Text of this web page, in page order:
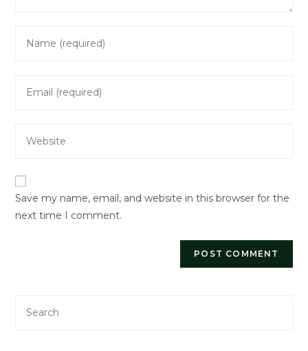
your
comment
your
address
your
URL
(optional)
Save my name, email, and website in this browser for the
next time I comment.